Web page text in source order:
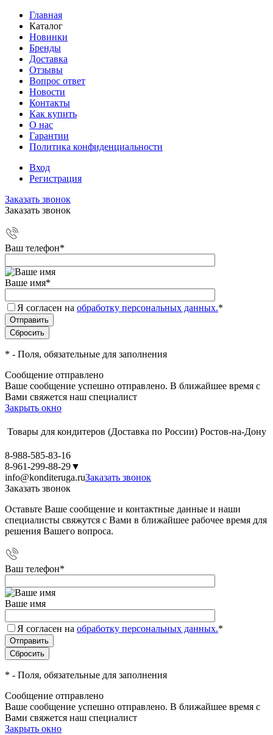
Главная
Каталог
Новинки
Бренды
Доставка
Отзывы
Вопрос ответ
Новости
Контакты
Как купить
О нас
Гарантии
Политика конфиденциальности
Вход
Регистрация
Заказать звонок
Заказать звонок
Ваш телефон*
Ваше имя*
Я согласен на обработку персональных данных.*
* - Поля, обязательные для заполнения
Сообщение отправлено
Ваше сообщение успешно отправлено. В ближайшее время с
Вами свяжется наш специалист
Закрыть окно
Товары для кондитеров (Доставка по России) Ростов-на-Дону
8-988-585-83-16
8-961-299-88-29▼
info@konditeruga.ruЗаказать звонок
Заказать звонок
Оставьте Ваше сообщение и контактные данные и наши
специалисты свяжутся с Вами в ближайшее рабочее время для
решения Вашего вопроса.
Ваш телефон*
Ваше имя
Я согласен на обработку персональных данных.*
* - Поля, обязательные для заполнения
Сообщение отправлено
Ваше сообщение успешно отправлено. В ближайшее время с
Вами свяжется наш специалист
Закрыть окно